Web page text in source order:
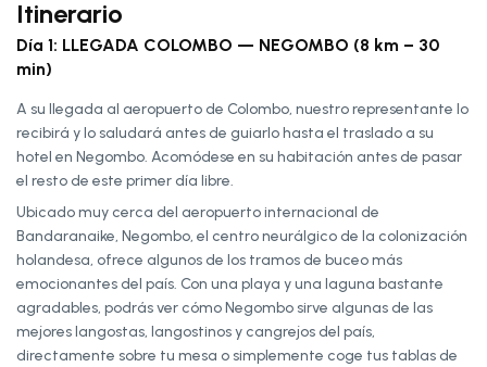
Itinerario
Día 1: LLEGADA COLOMBO — NEGOMBO (8 km – 30
min)
A su llegada al aeropuerto de Colombo, nuestro representante lo
recibirá y lo saludará antes de guiarlo hasta el traslado a su
hotel en Negombo. Acomódese en su habitación antes de pasar
el resto de este primer día libre.
Ubicado muy cerca del aeropuerto internacional de
Bandaranaike, Negombo, el centro neurálgico de la colonización
holandesa, ofrece algunos de los tramos de buceo más
emocionantes del país. Con una playa y una laguna bastante
agradables, podrás ver cómo Negombo sirve algunas de las
mejores langostas, langostinos y cangrejos del país,
directamente sobre tu mesa o simplemente coge tus tablas de